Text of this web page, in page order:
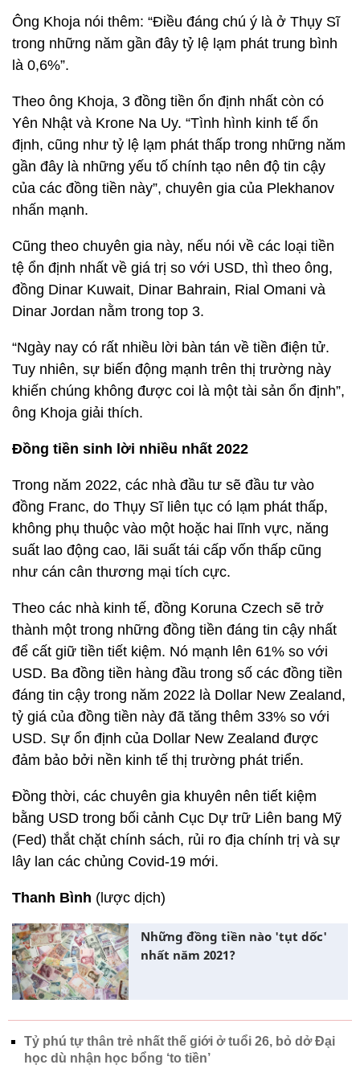
Ông Khoja nói thêm: “Điều đáng chú ý là ở Thụy Sĩ
trong những năm gần đây tỷ lệ lạm phát trung bình
là 0,6%”.
Theo ông Khoja, 3 đồng tiền ổn định nhất còn có
Yên Nhật và Krone Na Uy. “Tình hình kinh tế ổn
định, cũng như tỷ lệ lạm phát thấp trong những năm
gần đây là những yếu tố chính tạo nên độ tin cậy
của các đồng tiền này”, chuyên gia của Plekhanov
nhấn mạnh.
Cũng theo chuyên gia này, nếu nói về các loại tiền
tệ ổn định nhất về giá trị so với USD, thì theo ông,
đồng Dinar Kuwait, Dinar Bahrain, Rial Omani và
Dinar Jordan nằm trong top 3.
“Ngày nay có rất nhiều lời bàn tán về tiền điện tử.
Tuy nhiên, sự biến động mạnh trên thị trường này
khiến chúng không được coi là một tài sản ổn định”,
ông Khoja giải thích.
Đồng tiền sinh lời nhiều nhất 2022
Trong năm 2022, các nhà đầu tư sẽ đầu tư vào
đồng Franc, do Thụy Sĩ liên tục có lạm phát thấp,
không phụ thuộc vào một hoặc hai lĩnh vực, năng
suất lao động cao, lãi suất tái cấp vốn thấp cũng
như cán cân thương mại tích cực.
Theo các nhà kinh tế, đồng Koruna Czech sẽ trở
thành một trong những đồng tiền đáng tin cậy nhất
để cất giữ tiền tiết kiệm. Nó mạnh lên 61% so với
USD. Ba đồng tiền hàng đầu trong số các đồng tiền
đáng tin cậy trong năm 2022 là Dollar New Zealand,
tỷ giá của đồng tiền này đã tăng thêm 33% so với
USD. Sự ổn định của Dollar New Zealand được
đảm bảo bởi nền kinh tế thị trường phát triển.
Đồng thời, các chuyên gia khuyên nên tiết kiệm
bằng USD trong bối cảnh Cục Dự trữ Liên bang Mỹ
(Fed) thắt chặt chính sách, rủi ro địa chính trị và sự
lây lan các chủng Covid-19 mới.
Thanh Bình (lược dịch)
Những đồng tiền nào 'tụt dốc'
nhất năm 2021?
Tỷ phú tự thân trẻ nhất thế giới ở tuổi 26, bỏ dở Đại
học dù nhận học bổng ‘to tiền’